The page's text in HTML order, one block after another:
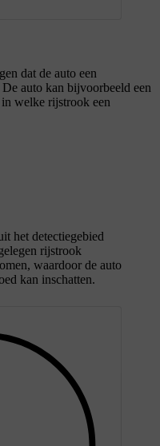
dat de auto een
auto kan bijvoorbeeld een
welke rijstrook een
het detectiegebied
rijstrook
waardoor de auto
kan inschatten.